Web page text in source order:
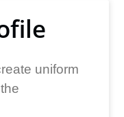
uniform